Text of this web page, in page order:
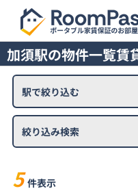
加須駅の物件一覧賃
駅で絞り込む
絞り込み検索
5 件表示